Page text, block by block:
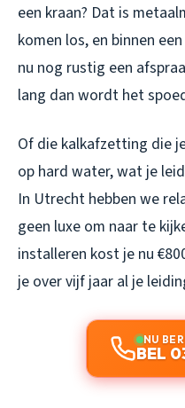
een kraan? Dat is
komen los, en binnen
nu nog rustig een
lang dan wordt het
Of die kalkafzetting die
op hard water, wat je
In Utrecht hebben we
geen luxe om naar te
installeren kost je nu
je over vijf jaar al je
NU
BEL